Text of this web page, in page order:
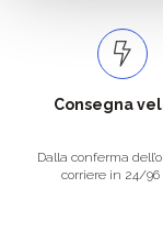
Consegna
Dalla conferma
corriere in 24/96